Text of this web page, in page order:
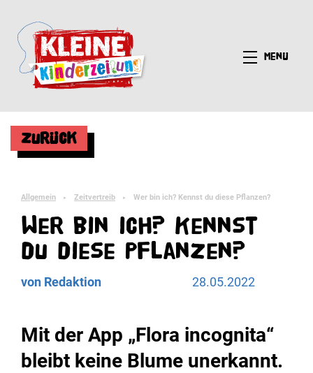
Menü
Zurück
Allgemein ► Zeitvertreib ► Wer bin ich? Kennst du diese Pflanzen?
Wer bin ich? Kennst
du diese Pflanzen?
von Redaktion 28.05.2022
Mit der App „Flora incognita“
bleibt keine Blume unerkannt.